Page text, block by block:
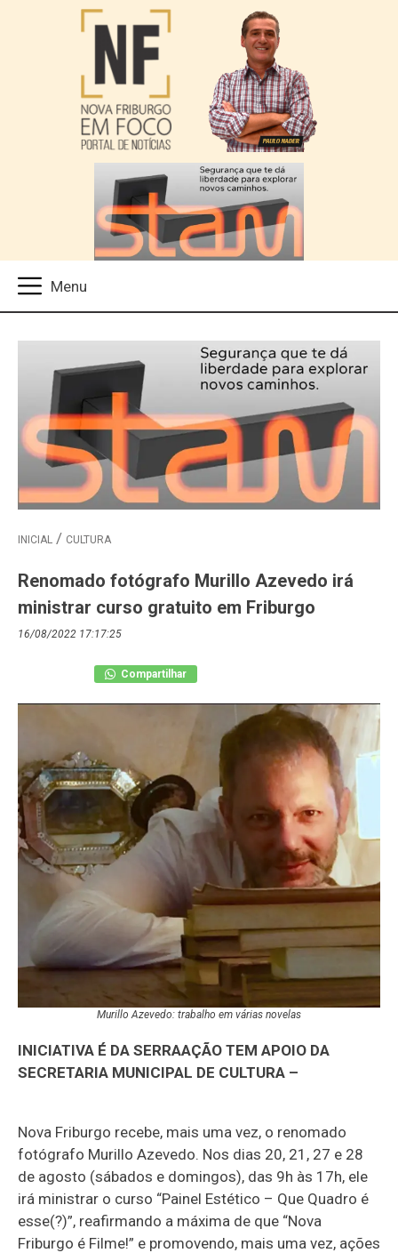
INICIAL CULTURA
Renomado fotógrafo Murillo Azevedo irá
ministrar curso gratuito em Friburgo
16/08/2022 17:17:25
Compartilhar
Murillo Azevedo: trabalho em várias novelas
INICIATIVA É DA SERRAAÇÃO TEM APOIO DA
SECRETARIA MUNICIPAL DE CULTURA –
Nova Friburgo recebe, mais uma vez, o renomado
fotógrafo Murillo Azevedo. Nos dias 20, 21, 27 e 28
de agosto (sábados e domingos), das 9h às 17h, ele
irá ministrar o curso “Painel Estético – Que Quadro é
esse(?)”, reafirmando a máxima de que “Nova
Friburgo é Filme!” e promovendo, mais uma vez, ações